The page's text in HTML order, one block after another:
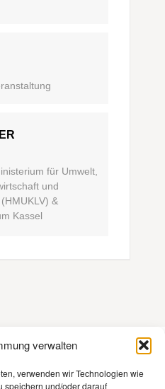
verwalten
verwenden wir Technologien wie
speichern und/oder darauf
für Umwelt,
und
&
Kassel